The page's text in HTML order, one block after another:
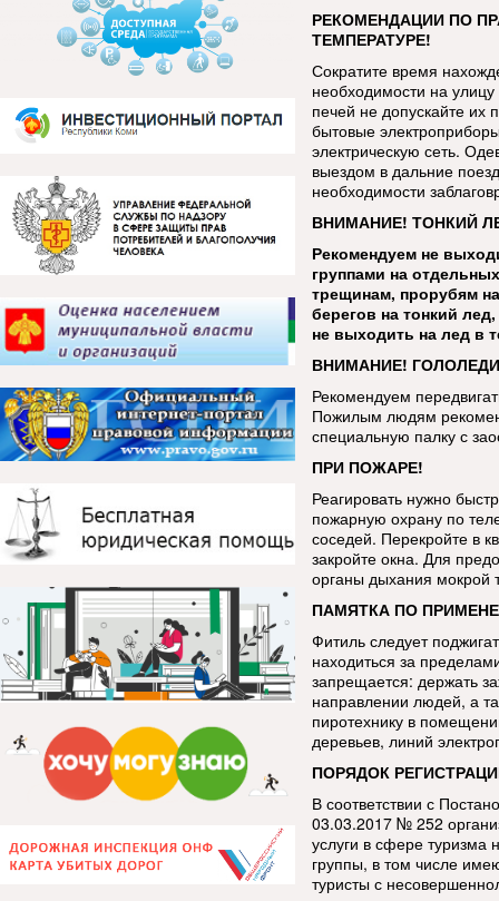
РЕКОМЕНДАЦИИ ПО
ТЕМПЕРАТУРЕ!
Сократите время
необходимости на
печей не допускайте их
бытовые
электрическую сеть.
выездом в дальние
необходимости
ВНИМАНИЕ! ТОНКИЙ
Рекомендуем не
группами на
трещинам, прорубям
берегов на тонкий
не выходить на лед в
ВНИМАНИЕ!
Рекомендуем
Пожилым людям
специальную палку с
ПРИ ПОЖАРЕ!
Реагировать нужно
пожарную охрану по
соседей. Перекройте в
закройте окна. Для
органы дыхания мокрой
ПАМЯТКА ПО
Фитиль следует
находиться за
запрещается: держать
направлении людей, а
пиротехнику в
деревьев, линий
ПОРЯДОК
В соответствии с
03.03.2017 № 252
услуги в сфере туризма
группы, в том числе
туристы с